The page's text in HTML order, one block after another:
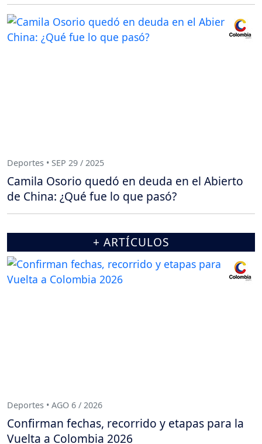
Deportes • SEP 29 / 2025
Camila Osorio quedó en deuda en el Abierto
de China: ¿Qué fue lo que pasó?
+ ARTÍCULOS
Deportes • AGO 6 / 2026
Confirman fechas, recorrido y etapas para la
Vuelta a Colombia 2026